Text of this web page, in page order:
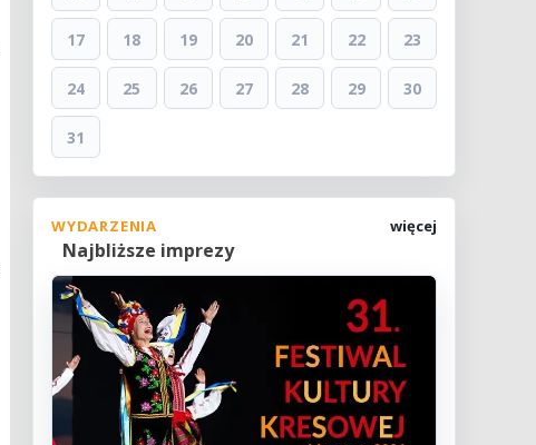
17 18 19 20 21 22 23
24 25 26 27 28 29 30
31
WYDARZENIA
Najbliższe imprezy
więcej